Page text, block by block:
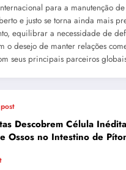
para a manutenção
e justo se torna ainda mais
equilibrar a necessidade de
o desejo de manter relações
seus principais parceiros
Descobrem Célula
Ossos no Intestino de